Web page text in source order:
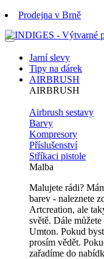
Prodejna v Brně
Jarní slevy
Tipy na dárek
AIRBRUSH
AIRBRUSH
Airbrush sestavy
Barvy
Kompresory
Příslušenství
Stříkaci pistole
Malba
Malujete rádi?
barev - naleznete
Artcreation, ale
světě. Dále
Umton. Pokud
prosím vědět.
zařadíme do